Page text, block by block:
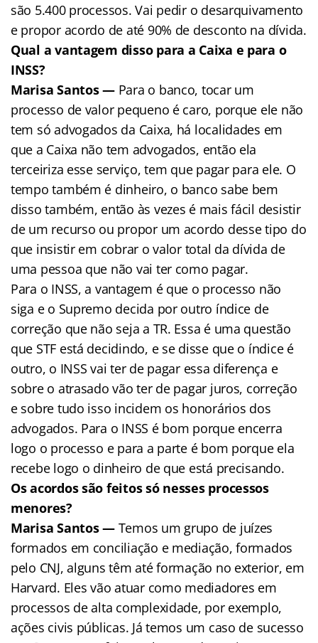
são 5.400 processos. Vai pedir o desarquivamento
e propor acordo de até 90% de desconto na dívida.
Qual a vantagem disso para a Caixa e para o
INSS?
Marisa Santos — Para o banco, tocar um
processo de valor pequeno é caro, porque ele não
tem só advogados da Caixa, há localidades em
que a Caixa não tem advogados, então ela
terceiriza esse serviço, tem que pagar para ele. O
tempo também é dinheiro, o banco sabe bem
disso também, então às vezes é mais fácil desistir
de um recurso ou propor um acordo desse tipo do
que insistir em cobrar o valor total da dívida de
uma pessoa que não vai ter como pagar.
Para o INSS, a vantagem é que o processo não
siga e o Supremo decida por outro índice de
correção que não seja a TR. Essa é uma questão
que STF está decidindo, e se disse que o índice é
outro, o INSS vai ter de pagar essa diferença e
sobre o atrasado vão ter de pagar juros, correção
e sobre tudo isso incidem os honorários dos
advogados. Para o INSS é bom porque encerra
logo o processo e para a parte é bom porque ela
recebe logo o dinheiro de que está precisando.
Os acordos são feitos só nesses processos
menores?
Marisa Santos —Temos um grupo de juízes
formados em conciliação e mediação, formados
pelo CNJ, alguns têm até formação no exterior, em
Harvard. Eles vão atuar como mediadores em
processos de alta complexidade, por exemplo,
ações civis públicas. Já temos um caso de sucesso